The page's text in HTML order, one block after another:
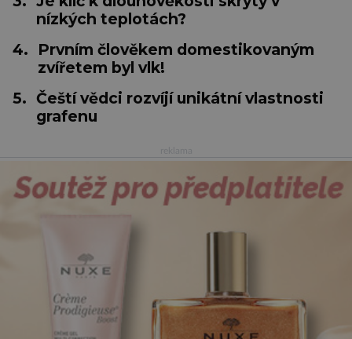
nízkých teplotách?
4.
Prvním člověkem domestikovaným
zvířetem byl vlk!
5. Čeští vědci rozvíjí unikátní vlastnosti
grafenu